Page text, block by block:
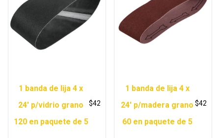
1 banda de lija 4 x
24′ p/vidrio grano
120 en paquete de 5
$42
1 banda de lija 4 x
24′ p/madera grano
60 en paquete de 5
$42